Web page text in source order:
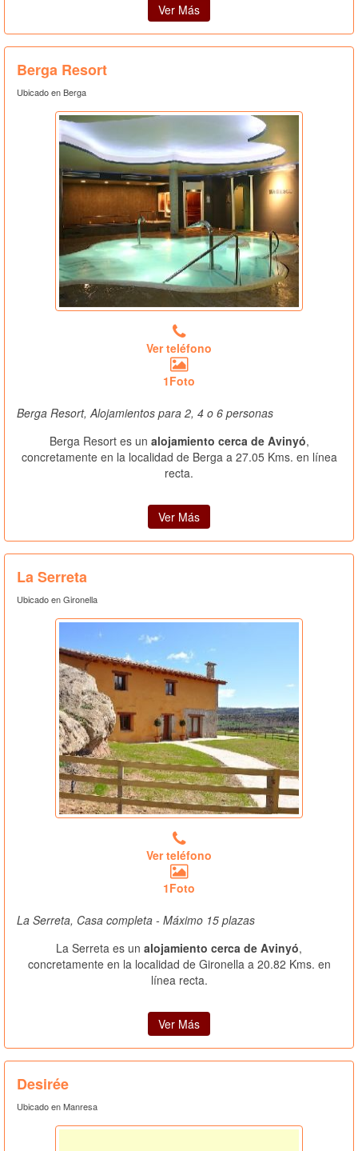
Ver Más
Berga Resort
Ubicado en Berga
Ver teléfono
1Foto
Berga Resort, Alojamientos para 2, 4 o 6 personas
Berga Resort es un alojamiento cerca de Avinyó,
concretamente en la localidad de Berga a 27.05 Kms. en línea
recta.
Ver Más
La Serreta
Ubicado en Gironella
Ver teléfono
1Foto
La Serreta, Casa completa - Máximo 15 plazas
La Serreta es un alojamiento cerca de Avinyó,
concretamente en la localidad de Gironella a 20.82 Kms. en
línea recta.
Ver Más
Desirée
Ubicado en Manresa